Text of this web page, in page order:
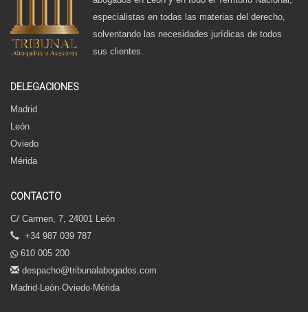
especialistas en todas las materias del derecho,
solventando las necesidades jurídicas de todos
sus clientes.
DELEGACIONES
Madrid
León
Oviedo
Mérida
CONTACTO
C/ Carmen, 7, 24001 León
+34 987 039 787
610 005 200
despacho@tribunalabogados.com
Madrid·León·Oviedo·Mérida